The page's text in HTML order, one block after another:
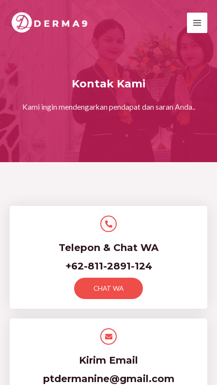
Kontak Kami
Kami ingin mendengarkan pendapat dan saran Anda..
Telepon & Chat WA
+62-811-2891-124
CHAT WA
Kirim Email
ptdermanine@gmail.com